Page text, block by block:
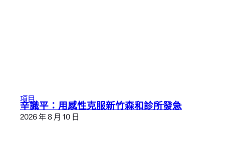
項目
辛識平：用感性克服新竹森和診所發急
2026 年 8 月 10 日